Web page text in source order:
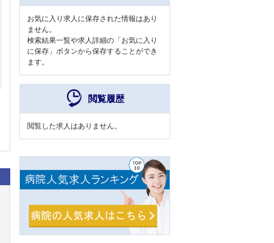
お気に入り求人に保存された情報はあり
ません。
検索結果一覧や求人詳細の「お気に入り
に保存」ボタンから保存することができ
ます。
閲覧履歴
閲覧した求人はありません。